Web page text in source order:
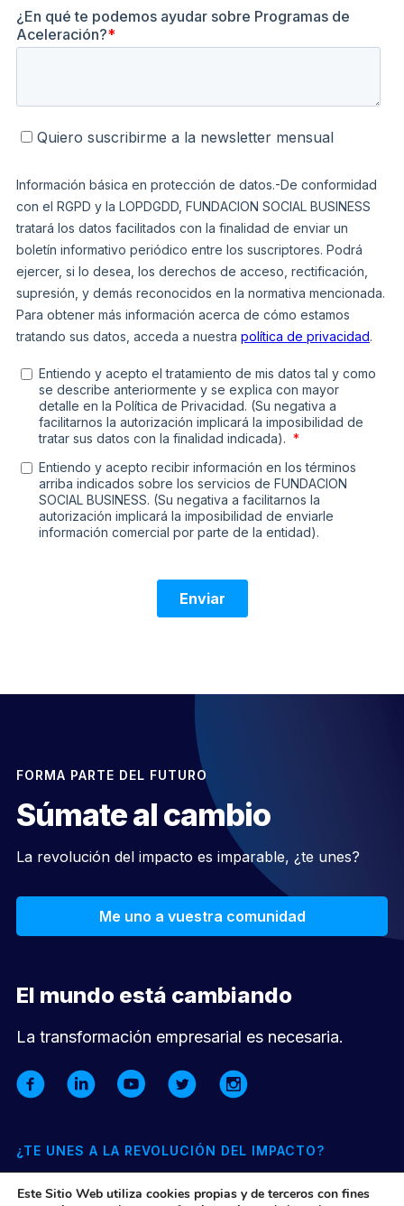
FORMA PARTE DEL FUTURO
Súmate al cambio
La revolución del impacto es imparable, ¿te unes?
Me uno a vuestra comunidad
El mundo está cambiando
La transformación empresarial es necesaria.
¿TE UNES A LA REVOLUCIÓN DEL IMPACTO?
que pasa en nuestra comunidad y el ecosistema de impacto
Este Sitio Web utiliza cookies propias y de terceros con fines